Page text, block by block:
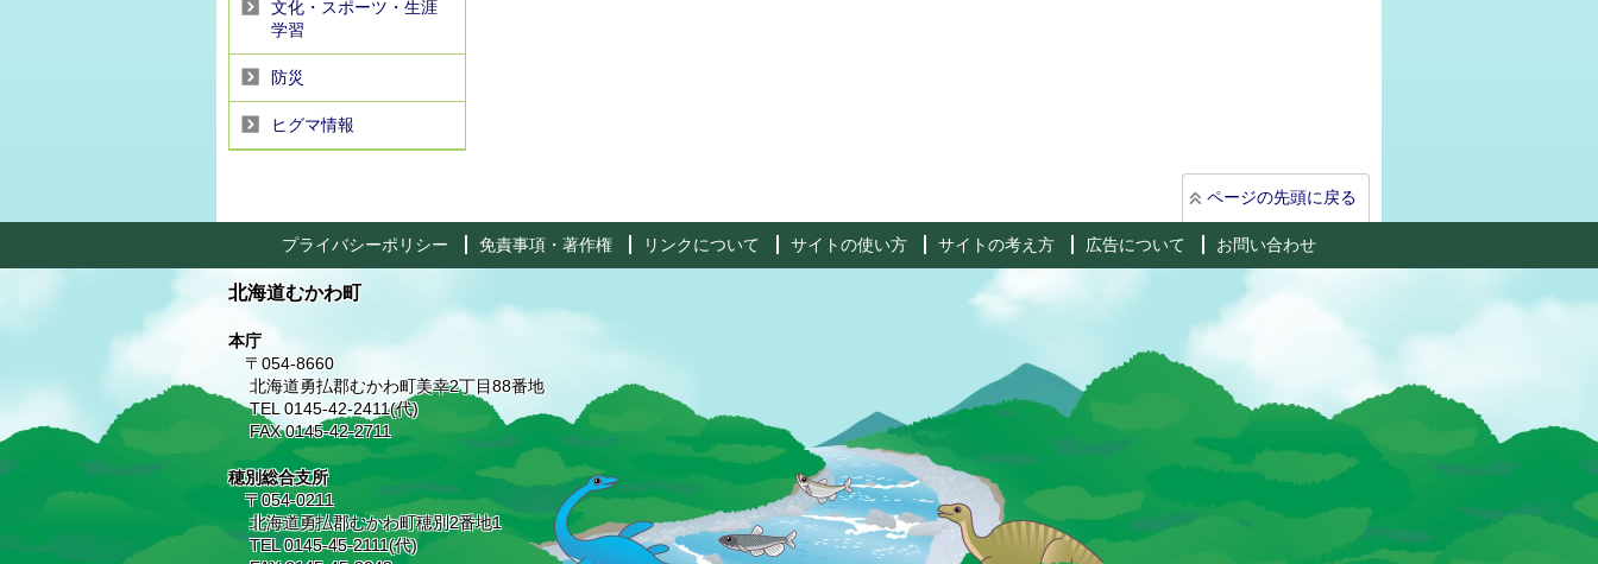
文化・スポーツ・生涯
学習
防災
ヒグマ情報
ページの先頭に戻る
プライバシーポリシー 免責事項・著作権 リンクについて サイトの使い方 サイトの考え方 広告について お問い合わせ
北海道むかわ町
本庁
〒054-8660
北海道勇払郡むかわ町美幸2丁目88番地
TEL 0145-42-2411(代)
FAX 0145-42-2711
穂別総合支所
〒054-0211
北海道勇払郡むかわ町穂別2番地1
TEL 0145-45-2111(代)